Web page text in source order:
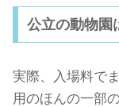
公立の動物園
実際、入場料で
用のほんの一部の